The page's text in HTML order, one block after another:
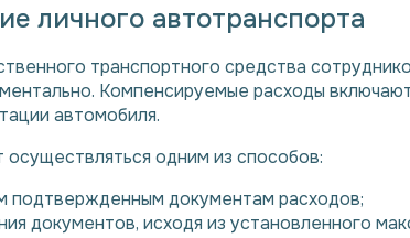
личного автотранспорта
транспортного средства
Компенсируемые расходы
автомобиля.
одним из способов:
подтвержденным документам расходов;
документов, исходя из установленного